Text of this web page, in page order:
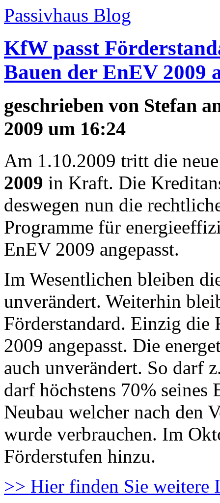
Passivhaus Blog
KfW passt
Bauen der EnEV 2009
geschrieben von Stefan
2009 um 16:24
Am 1.10.2009 tritt die
2009 in Kraft. Die
deswegen nun die
Programme für
EnEV 2009 angepasst.
Im Wesentlichen bleiben
unverändert. Weiterhin
Förderstandard. Einzig die
2009 angepasst. Die
auch unverändert. So darf
darf höchstens 70% seines
Neubau welcher nach den
wurde verbrauchen. Im
Förderstufen hinzu.
>> Hier finden Sie weitere